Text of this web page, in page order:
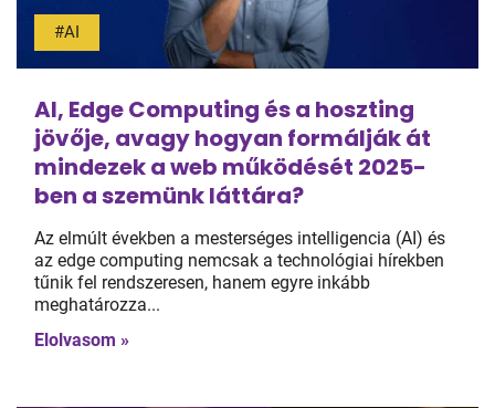
#AI
AI, Edge Computing és a hoszting
jövője, avagy hogyan formálják át
mindezek a web működését 2025-
ben a szemünk láttára?
Az elmúlt években a mesterséges intelligencia (AI) és
az edge computing nemcsak a technológiai hírekben
tűnik fel rendszeresen, hanem egyre inkább
meghatározza...
Elolvasom »